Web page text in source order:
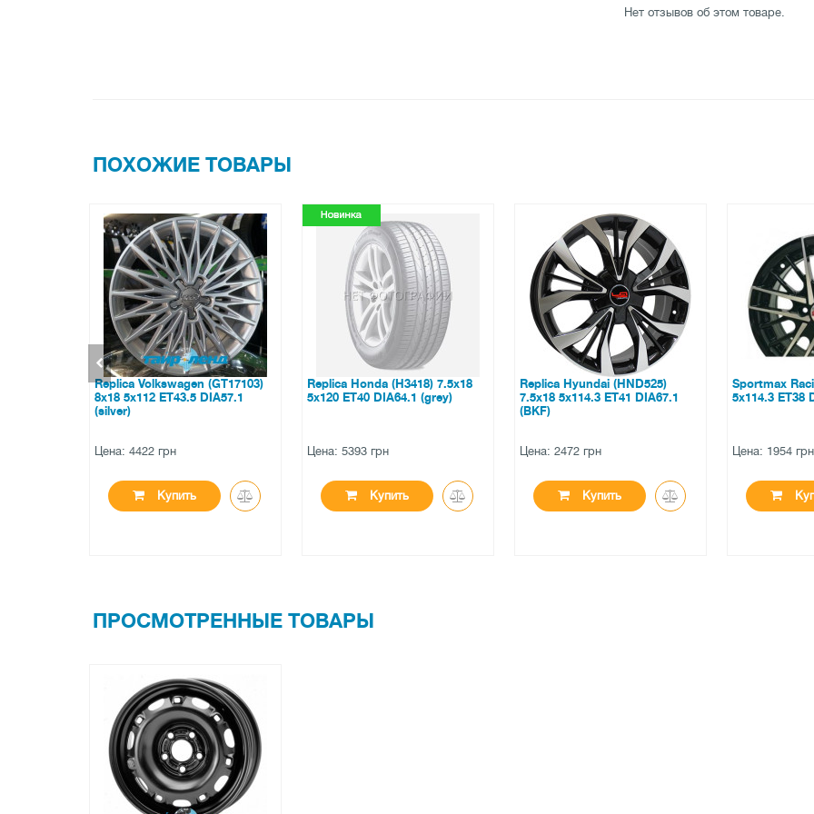
Нет отзывов об этом товаре.
ПОХОЖИЕ ТОВАРЫ
Replica Honda (H3418) 7.5x18
5x120 ET40 DIA64.1 (grey)
Цена: 5393 грн
Купить
Replica Hyundai (HND525)
7.5x18 5x114.3 ET41 DIA67.1
Цена: 2472 грн
Купить
Sportmax Racing SR3260 7x16
5x114.3 ET38 DIA67.1 (BP)
Цена: 1954 грн
Купить
Dezent TZ
DIA65.1
Цена: 3556 грн
ПРОСМОТРЕННЫЕ ТОВАРЫ